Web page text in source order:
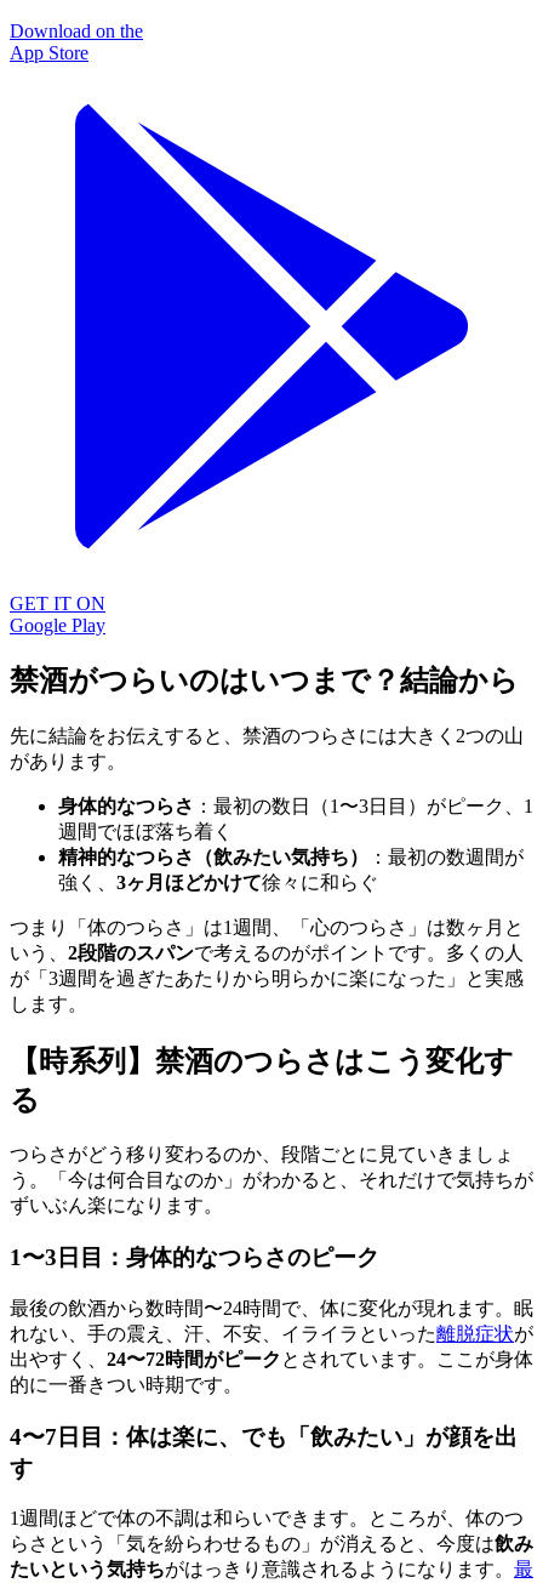
Download on the
App Store
GET IT ON
Google Play
禁酒がつらいのはいつまで？結論から
先に結論をお伝えすると、禁酒のつらさには大きく2つの山
があります。
身体的なつらさ ：最初の数日（1〜3日目）がピーク、1
週間でほぼ落ち着く
精神的なつらさ（飲みたい気持ち）
：最初の数週間が
強く、 3ヶ月ほどかけて徐々に和らぐ
つまり「体のつらさ」は1週間、「心のつらさ」は数ヶ月と
いう、 2段階のスパンで考えるのがポイントです。多くの人
が「3週間を過ぎたあたりから明らかに楽になった」と実感
します。
【時系列】禁酒のつらさはこう変化す
る
つらさがどう移り変わるのか、段階ごとに見ていきましょ
う。「今は何合目なのか」がわかると、それだけで気持ちが
ずいぶん楽になります。
1〜3日目：身体的なつらさのピーク
最後の飲酒から数時間〜24時間で、体に変化が現れます。眠
れない、手の震え、汗、不安、イライラといった離脱症状が
出やすく、 24〜72時間がピーク とされています。ここが身体
的に一番きつい時期です。
4〜7日目：体は楽に、でも「飲みたい」が顔を出
す
1週間ほどで体の不調は和らいできます。ところが、体のつ
らさという「気を紛らわせるもの」が消えると、今度は飲み
たいという気持ちがはっきり意識されるようになります。 最